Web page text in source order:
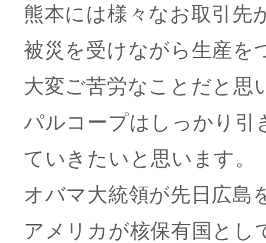
熊本には様々なお取引先
被災を受けながら生産を
大変ご苦労なことだと思
パルコープはしっかり引
ていきたいと思います。
オバマ大統領が先日広島
アメリカが核保有国とし